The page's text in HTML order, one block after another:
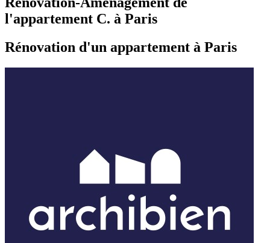
l'appartement C. à Paris
Rénovation d'un appartement à Paris